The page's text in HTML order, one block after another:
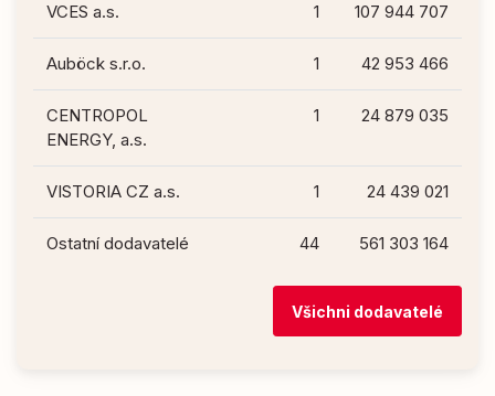
VCES a.s. 1 107 944 707
Auböck s.r.o. 1 42 953 466
CENTROPOL
ENERGY, a.s.
1 24 879 035
VISTORIA CZ a.s. 1 24 439 021
Ostatní dodavatelé 44 561 303 164
Všichni dodavatelé